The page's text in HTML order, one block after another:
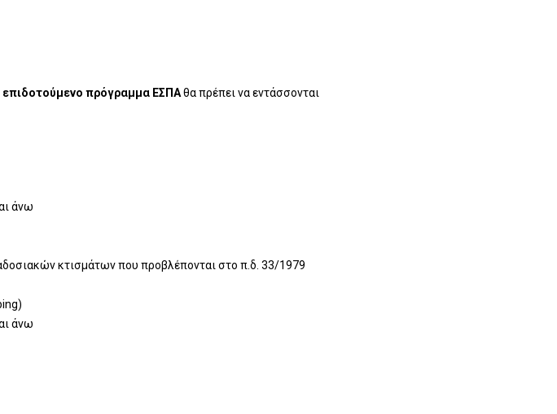
επιδοτούμενο πρόγραμμα ΕΣΠΑθα πρέπει να εντάσσονται
άνω
κτισμάτων που προβλέπονται στο π.δ. 33/1979
άνω